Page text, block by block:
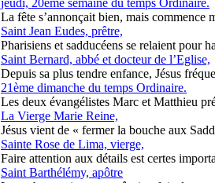
jeudi, 20ème semaine du temps Ordinaire.
La fête s’annonçait bien, mais commence
Saint Jean Eudes, prêtre,
Pharisiens et sadducéens se relaient pour
Saint Bernard, abbé et docteur de l’Eglise,
Depuis sa plus tendre enfance, Jésus
21ème dimanche du temps Ordinaire.
Les deux évangélistes Marc et Matthieu
La Vierge Marie Reine,
Jésus vient de « fermer la bouche aux
Sainte Rose de Lima, vierge,
Faire attention aux détails est certes
Saint Barthélémy, apôtre